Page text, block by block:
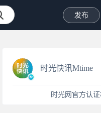
发布
时光快讯Mtime
时光网官方认